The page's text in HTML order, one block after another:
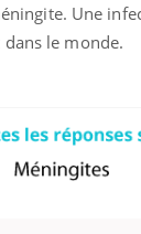
Une
dans le monde.